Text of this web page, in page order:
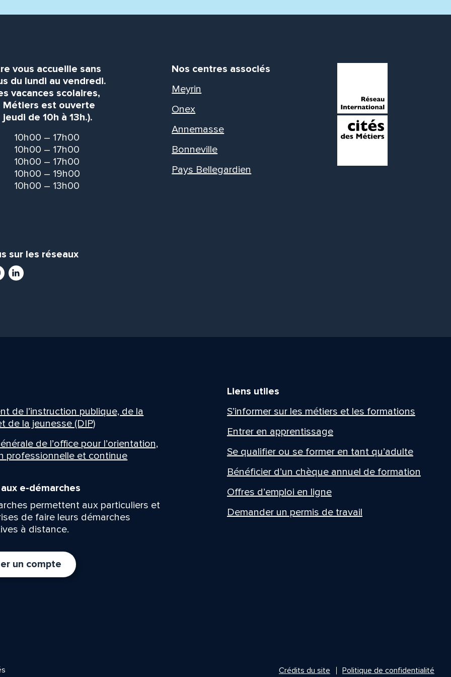
vous accueille sans
du lundi au vendredi.
vacances scolaires,
Métiers est ouverte
de 10h à 13h.).
10h00 – 17h00
10h00 – 17h00
10h00 – 17h00
10h00 – 19h00
10h00 – 13h00
sur les réseaux
LinkedIn
Nos centres associés
Meyrin
Onex
Annemasse
Bonneville
Pays Bellegardien
de l’instruction publique, de la
de la jeunesse (DIP)
de l’office pour l’orientation,
professionnelle et continue
e-démarches
permettent aux particuliers et
de faire leurs démarches
à distance.
un compte
Liens utiles
S’informer sur les métiers et les formations
Entrer en apprentissage
Se qualifier ou se former en tant qu’adulte
Bénéficier d’un chèque annuel de formation
Offres d’emploi en ligne
Demander un permis de travail
Crédits du site Politique de confidentialité